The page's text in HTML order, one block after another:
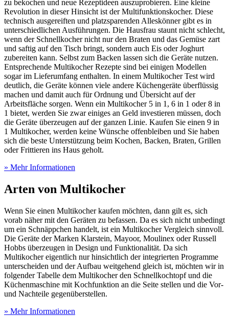
zu bekochen und neue Rezeptideen auszuprobieren. Eine kleine
Revolution in dieser Hinsicht ist der Multifunktionskocher. Diese
technisch ausgereiften und platzsparenden Alleskönner gibt es in
unterschiedlichen Ausführungen. Die Hausfrau staunt nicht schlecht,
wenn der Schnellkocher nicht nur den Braten und das Gemüse zart
und saftig auf den Tisch bringt, sondern auch Eis oder Joghurt
zubereiten kann. Selbst zum Backen lassen sich die Geräte nutzen.
Entsprechende Multikocher Rezepte sind bei einigen Modellen
sogar im Lieferumfang enthalten. In einem Multikocher Test wird
deutlich, die Geräte können viele andere Küchengeräte überflüssig
machen und damit auch für Ordnung und Übersicht auf der
Arbeitsfläche sorgen. Wenn ein Multikocher 5 in 1, 6 in 1 oder 8 in
1 bietet, werden Sie zwar einiges an Geld investieren müssen, doch
die Geräte überzeugen auf der ganzen Linie. Kaufen Sie einen 9 in
1 Multikocher, werden keine Wünsche offenbleiben und Sie haben
sich die beste Unterstützung beim Kochen, Backen, Braten, Grillen
oder Frittieren ins Haus geholt.
» Mehr Informationen
Arten von Multikocher
Wenn Sie einen Multikocher kaufen möchten, dann gilt es, sich
vorab näher mit den Geräten zu befassen. Da es sich nicht unbedingt
um ein Schnäppchen handelt, ist ein Multikocher Vergleich sinnvoll.
Die Geräte der Marken Klarstein, Mayoor, Moulinex oder Russell
Hobbs überzeugen in Design und Funktionalität. Da sich
Multikocher eigentlich nur hinsichtlich der integrierten Programme
unterscheiden und der Aufbau weitgehend gleich ist, möchten wir in
folgender Tabelle dem Multikocher den Schnellkochtopf und die
Küchenmaschine mit Kochfunktion an die Seite stellen und die Vor-
und Nachteile gegenüberstellen.
» Mehr Informationen